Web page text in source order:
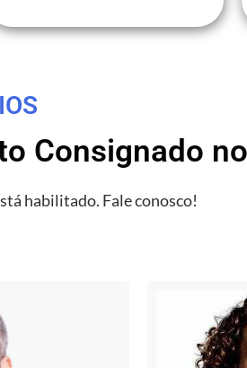
Consignado
habilitado. Fale conosco!